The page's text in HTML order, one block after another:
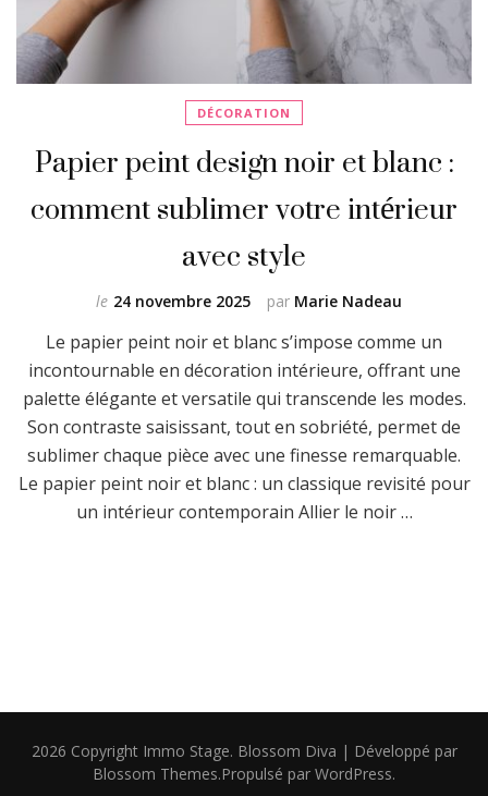
DÉCORATION
Papier peint design noir et blanc :
comment sublimer votre intérieur
avec style
par Marie Nadeau
le 24 novembre 2025
Le papier peint noir et blanc s’impose comme un
incontournable en décoration intérieure, offrant une
palette élégante et versatile qui transcende les modes.
Son contraste saisissant, tout en sobriété, permet de
sublimer chaque pièce avec une finesse remarquable.
Le papier peint noir et blanc : un classique revisité pour
un intérieur contemporain Allier le noir …
2026 Copyright Immo Stage. Blossom Diva | Développé par
Blossom Themes.Propulsé par WordPress.